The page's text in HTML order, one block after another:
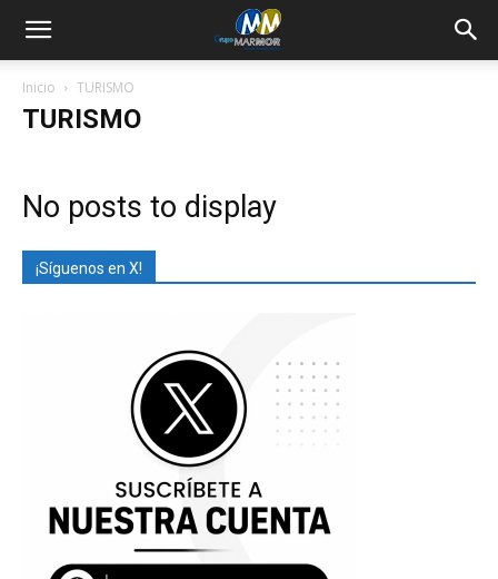
Inicio TURISMO
TURISMO
No posts to display
¡Síguenos en X!